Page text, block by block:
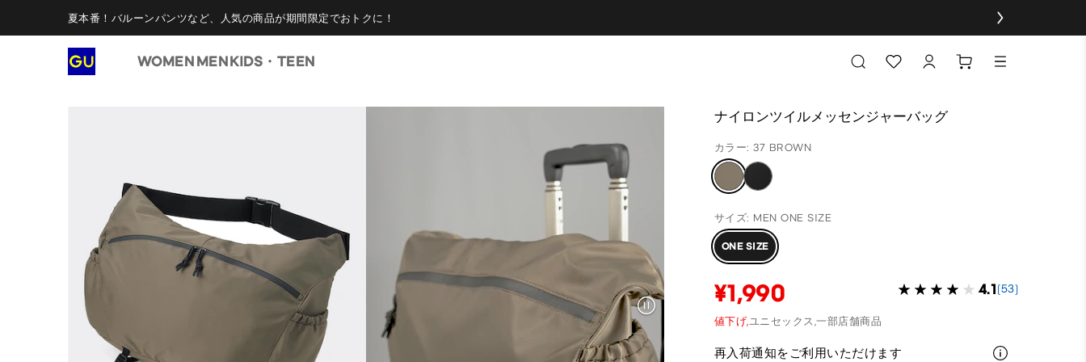
夏本番！バルーンパンツなど、人気の商品が期間限定でおトクに！
WOMEN MENKIDS・TEEN
ナイロンツイルメッセンジャーバッグ
カラー: 37 BROWN
サイズ: MEN ONE SIZE
ONE SIZE
¥1,990 4.1(53)
値下げ,ユニセックス,一部店舗商品
再入荷通知をご利用いただけます